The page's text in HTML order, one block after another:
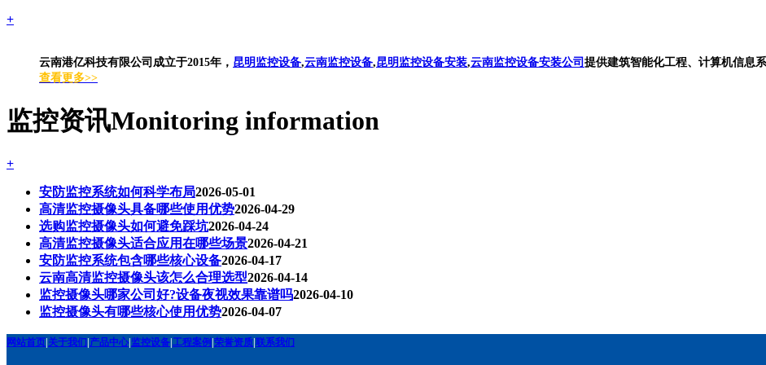
+
云南港亿科技有限公司成立于2015年， 昆明监控设备,云南监控设备,昆明监控设备安装,云南监控设备安装公司 提供建筑智能化工程、计算机信息
查看更多>>
监控资讯Monitoring information
+
安防监控系统如何科学布局2026-05-01
高清监控摄像头具备哪些使用优势2026-04-29
选购监控摄像头如何避免踩坑2026-04-24
高清监控摄像头适合应用在哪些场景2026-04-21
安防监控系统包含哪些核心设备2026-04-17
云南高清监控摄像头该怎么合理选型2026-04-14
监控摄像头哪家公司好?设备夜视效果靠谱吗2026-04-10
监控摄像头有哪些核心使用优势2026-04-07
网站首页 关于我们 产品中心 监控设备 工程案例 荣誉资质 联系我们